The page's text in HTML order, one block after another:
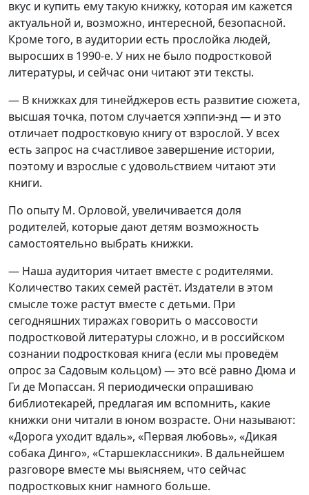
вкус и купить ему такую книжку, которая им кажется
актуальной и, возможно, интересной, безопасной.
Кроме того, в аудитории есть прослойка людей,
выросших в 1990-е. У них не было подростковой
литературы, и сейчас они читают эти тексты.
— В книжках для тинейджеров есть развитие сюжета,
высшая точка, потом случается хэппи-энд — и это
отличает подростковую книгу от взрослой. У всех
есть запрос на счастливое завершение истории,
поэтому и взрослые с удовольствием читают эти
книги.
По опыту М. Орловой, увеличивается доля
родителей, которые дают детям возможность
самостоятельно выбрать книжки.
— Наша аудитория читает вместе с родителями.
Количество таких семей растёт. Издатели в этом
смысле тоже растут вместе с детьми. При
сегодняшних тиражах говорить о массовости
подростковой литературы сложно, и в российском
сознании подростковая книга (если мы проведём
опрос за Садовым кольцом) — это всё равно Дюма и
Ги де Мопассан. Я периодически опрашиваю
библиотекарей, предлагая им вспомнить, какие
книжки они читали в юном возрасте. Они называют:
«Дорога уходит вдаль», «Первая любовь», «Дикая
собака Динго», «Старшеклассники». В дальнейшем
разговоре вместе мы выясняем, что сейчас
подростковых книг намного больше.